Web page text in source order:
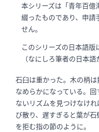
本シリーズは「青年百億
綴ったものであり、申請
せん。
このシリーズの日本語
（なにしろ筆者の日本語
石臼は重かった。木の柄は
なめらかになっている。
ないリズムを見つけなけ
び散り、遅すぎると葉が
を拒む指の節のように。